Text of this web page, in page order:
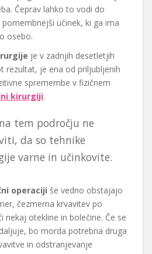
Čeprav lahko to vodi do
učinek, ki ga ima
osebo.
je v zadnjih desetletjih
rezultat, je ena od priljubljenih
spremembe v fizičnem
kirurgiji.
tem področju ne
da so tehnike
varne in učinkovite.
operaciji še vedno obstajajo
čezmerna krvavitev po
nekaj otekline in bolečine. Če se
bo morda potrebna druga
in odstranjevanje